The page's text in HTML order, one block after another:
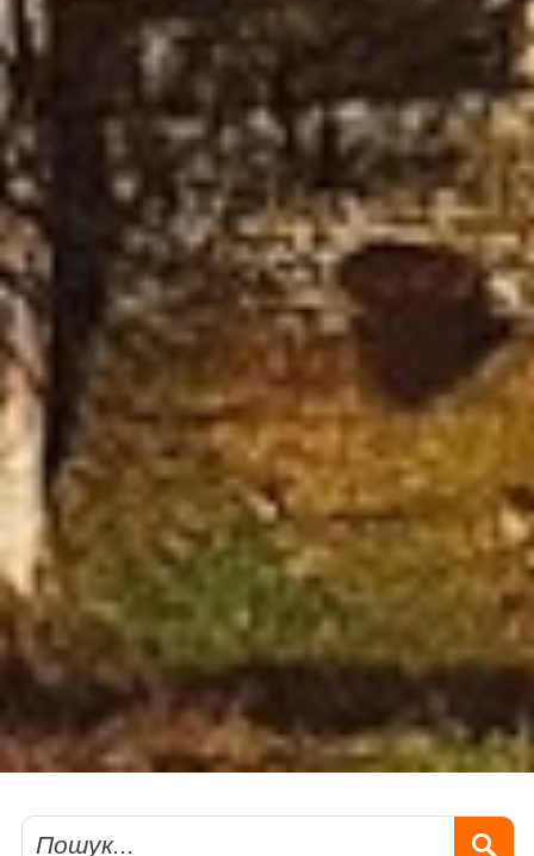
Пошук